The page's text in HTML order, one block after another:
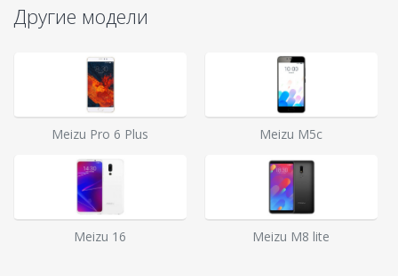
Другие модели
Meizu Pro 6 Plus Meizu M5c
Meizu 16 Meizu M8 lite